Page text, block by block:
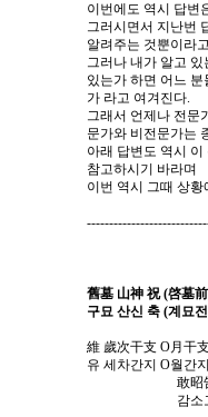
이번에도 역시 답변
그러시면서 지난번
알려주는 것뿐이라
그러나 내가 알고
있는가 하면 어느
가 라고 여겨진다.
그래서 언제나 전문
문가와 비전문가는
아래 답변도 역시
참고하시기 바라며
이번 역시 그때 상
舊墓 山神 祝 (啓墓
구묘 산신 축 (계묘
維 歲次干支 Ο月干
유 세차간지 Ο월간
敢昭告
감소고